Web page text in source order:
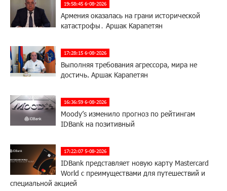
19:58:45 6-08-2026
Армения оказалась на грани исторической
катастрофы․ Аршак Карапетян
17:28:15 6-08-2026
Выполняя требования агрессора, мира не
достичь. Аршак Карапетян
16:36:59 6-08-2026
Moody’s изменило прогноз по рейтингам
IDBank на позитивный
17:22:07 5-08-2026
IDBank представляет новую карту Mastercard
World с преимуществами для путешествий и
специальной акцией